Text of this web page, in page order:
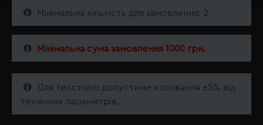
Мінімальна кількість для замовлення: 2
Мінімальна сума замовлення 1000 грн.
Для текстилю допустиме коливання ±5% від
технічних параметрів.